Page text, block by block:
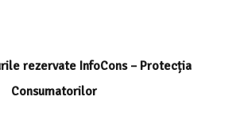
rezervate InfoCons – Protecția
Consumatorilor